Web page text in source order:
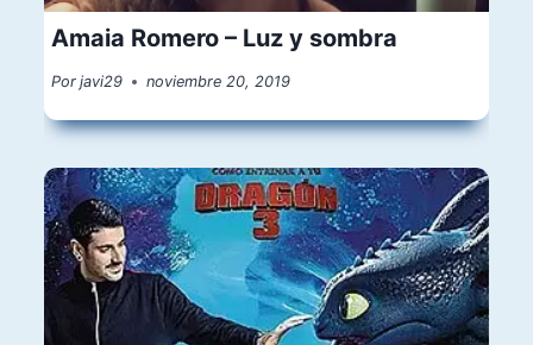
Amaia Romero – Luz y sombra
Por javi29 noviembre 20, 2019